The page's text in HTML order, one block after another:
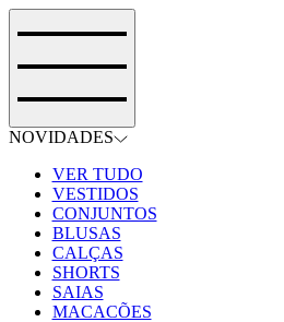
NOVIDADES
VER TUDO
VESTIDOS
CONJUNTOS
BLUSAS
CALÇAS
SHORTS
SAIAS
MACACÕES